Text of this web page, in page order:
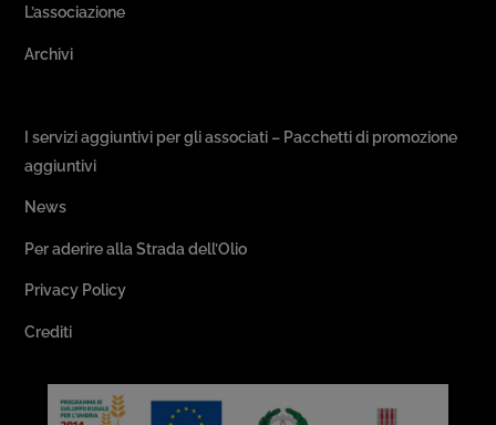
L’associazione
Archivi
I servizi aggiuntivi per gli associati – Pacchetti di promozione
aggiuntivi
News
Per aderire alla Strada dell’Olio
Privacy Policy
Crediti